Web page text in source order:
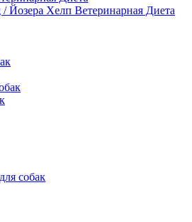
Йозера Хелп Ветеринарная Диета
собак